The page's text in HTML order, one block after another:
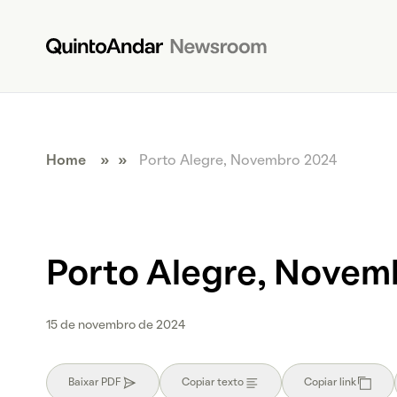
Home » » Porto Alegre, Novembro 2024
Porto Alegre,
15 de novembro de 2024
Baixar PDF Copiar texto Copiar link